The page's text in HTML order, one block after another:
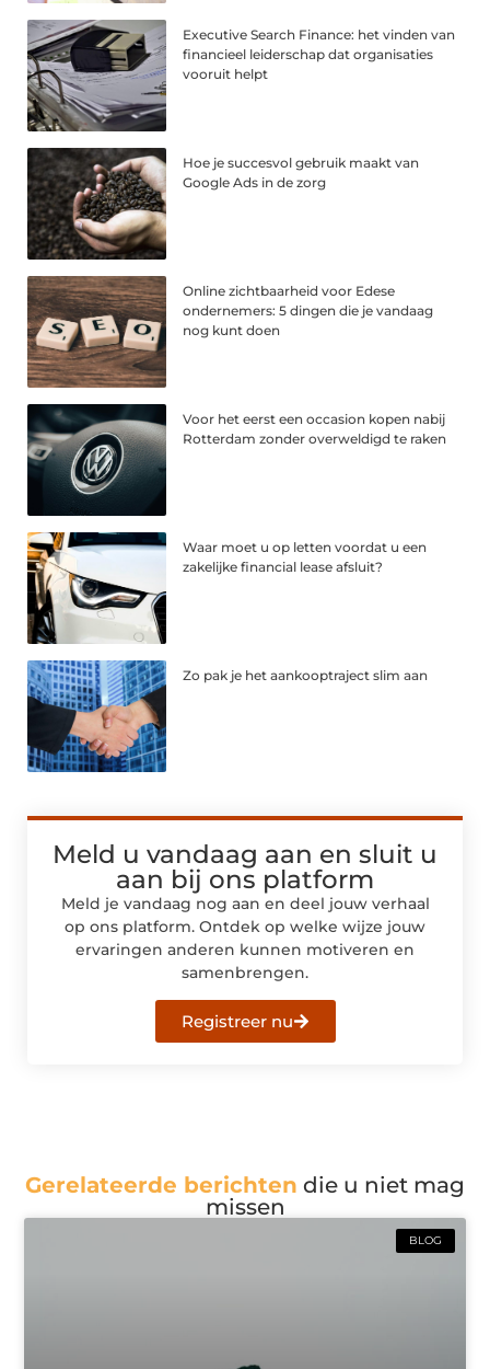
Executive Search Finance: het vinden van
financieel leiderschap dat organisaties
vooruit helpt
Hoe je succesvol gebruik maakt van
Google Ads in de zorg
Online zichtbaarheid voor Edese
ondernemers: 5 dingen die je vandaag
nog kunt doen
Voor het eerst een occasion kopen nabij
Rotterdam zonder overweldigd te raken
Waar moet u op letten voordat u een
zakelijke financial lease afsluit?
Zo pak je het aankooptraject slim aan
Meld u vandaag aan en sluit u
aan bij ons platform
Meld je vandaag nog aan en deel jouw verhaal
op ons platform. Ontdek op welke wijze jouw
ervaringen anderen kunnen motiveren en
samenbrengen.
Registreer nu
Gerelateerde berichten die u niet mag
missen
BLOG